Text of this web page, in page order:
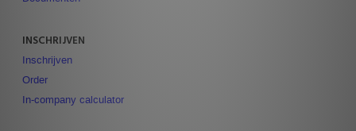
INSCHRIJVEN
Inschrijven
Order
In-company calculator